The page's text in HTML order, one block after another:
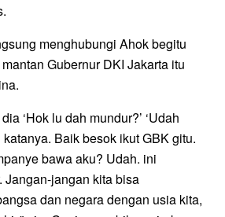
menghubungi Ahok begitu
Gubernur DKI Jakarta itu
‘Hok lu dah mundur?’ ‘Udah
katanya. Baik besok ikut GBK gitu.
bawa aku? Udah. ini
Jangan-jangan kita bisa
dan negara dengan usia kita,